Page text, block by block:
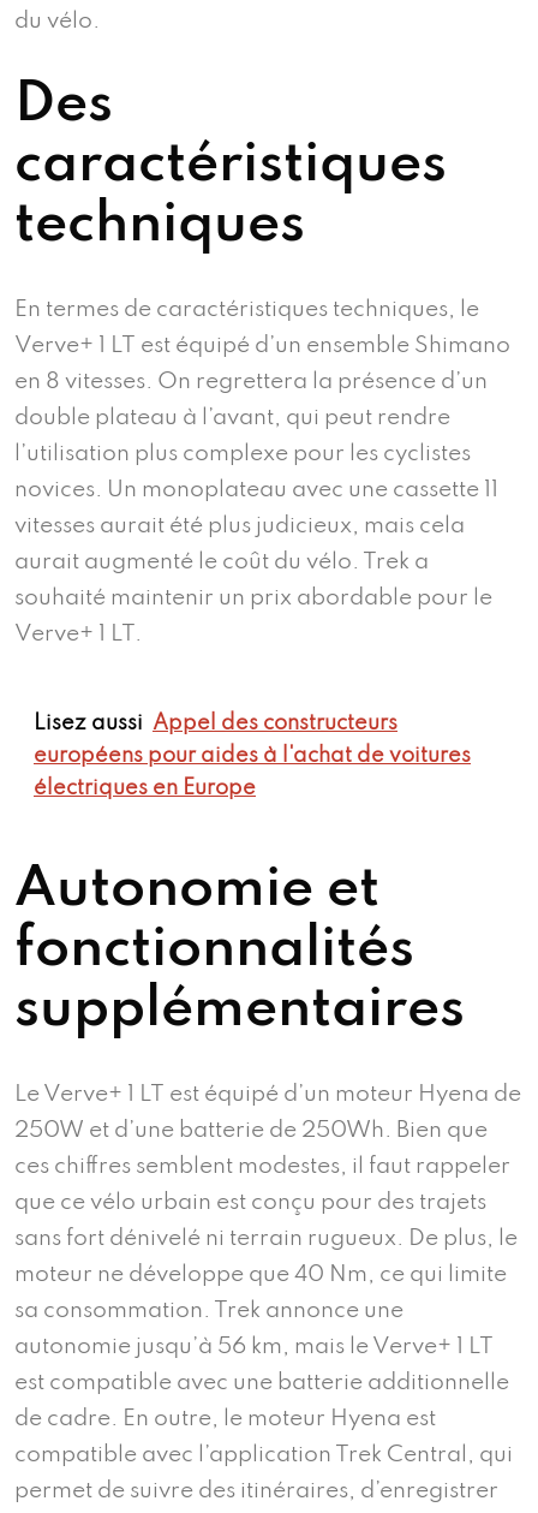
du vélo.
Des
caractéristiques
techniques
En termes de caractéristiques techniques, le
Verve+ 1 LT est équipé d’un ensemble Shimano
en 8 vitesses. On regrettera la présence d’un
double plateau à l’avant, qui peut rendre
l’utilisation plus complexe pour les cyclistes
novices. Un monoplateau avec une cassette 11
vitesses aurait été plus judicieux, mais cela
aurait augmenté le coût du vélo. Trek a
souhaité maintenir un prix abordable pour le
Verve+ 1 LT.
Lisez aussi Appel des constructeurs
européens pour aides à l'achat de voitures
électriques en Europe
Autonomie et
fonctionnalités
supplémentaires
Le Verve+ 1 LT est équipé d’un moteur Hyena de
250W et d’une batterie de 250Wh. Bien que
ces chiffres semblent modestes, il faut rappeler
que ce vélo urbain est conçu pour des trajets
sans fort dénivelé ni terrain rugueux. De plus, le
moteur ne développe que 40 Nm, ce qui limite
sa consommation. Trek annonce une
autonomie jusqu’à 56 km, mais le Verve+ 1 LT
est compatible avec une batterie additionnelle
de cadre. En outre, le moteur Hyena est
compatible avec l’application Trek Central, qui
permet de suivre des itinéraires, d’enregistrer